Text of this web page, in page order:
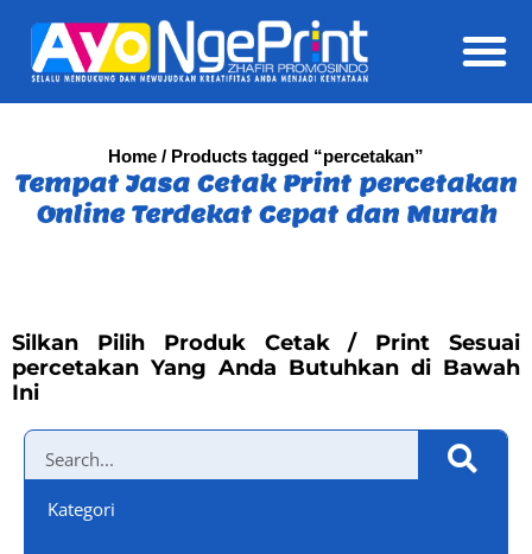
Home / Products tagged “percetakan”
Tempat Jasa Cetak Print percetakan
Online Terdekat Cepat dan Murah
Silkan Pilih Produk Cetak / Print Sesuai
percetakan Yang Anda Butuhkan di Bawah
Ini
Kategori